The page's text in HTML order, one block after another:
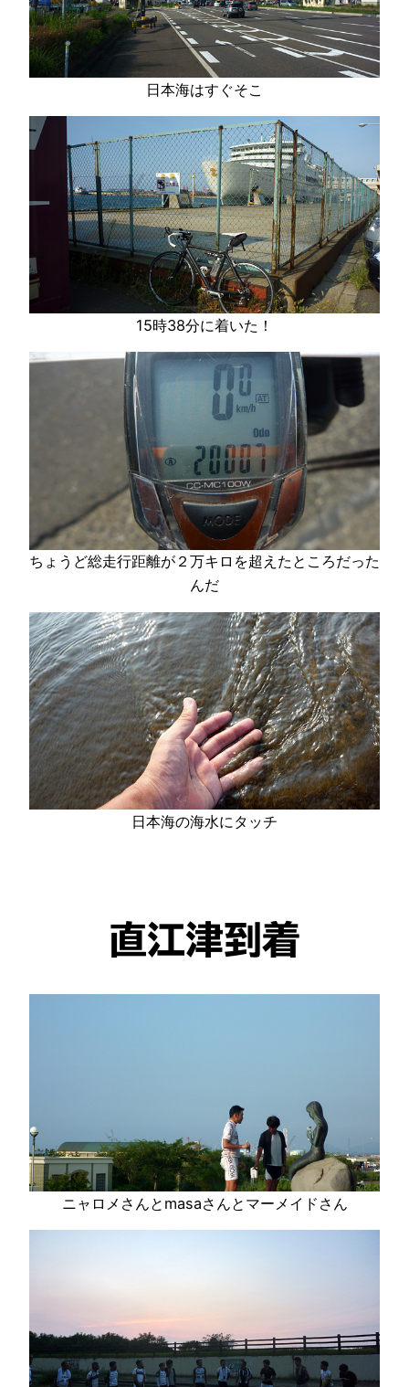
日本海はすぐそこ
15時38分に着いた！
ちょうど総走行距離が２万キロを超えたところだった
んだ
日本海の海水にタッチ
直江津到着
ニャロメさんとmasaさんとマーメイドさん